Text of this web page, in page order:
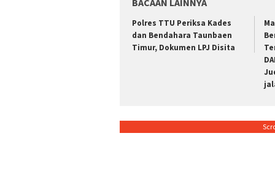
BACAAN LAINNYA
Polres TTU Periksa Kades
dan Bendahara Taunbaen
Timur, Dokumen LPJ Disita